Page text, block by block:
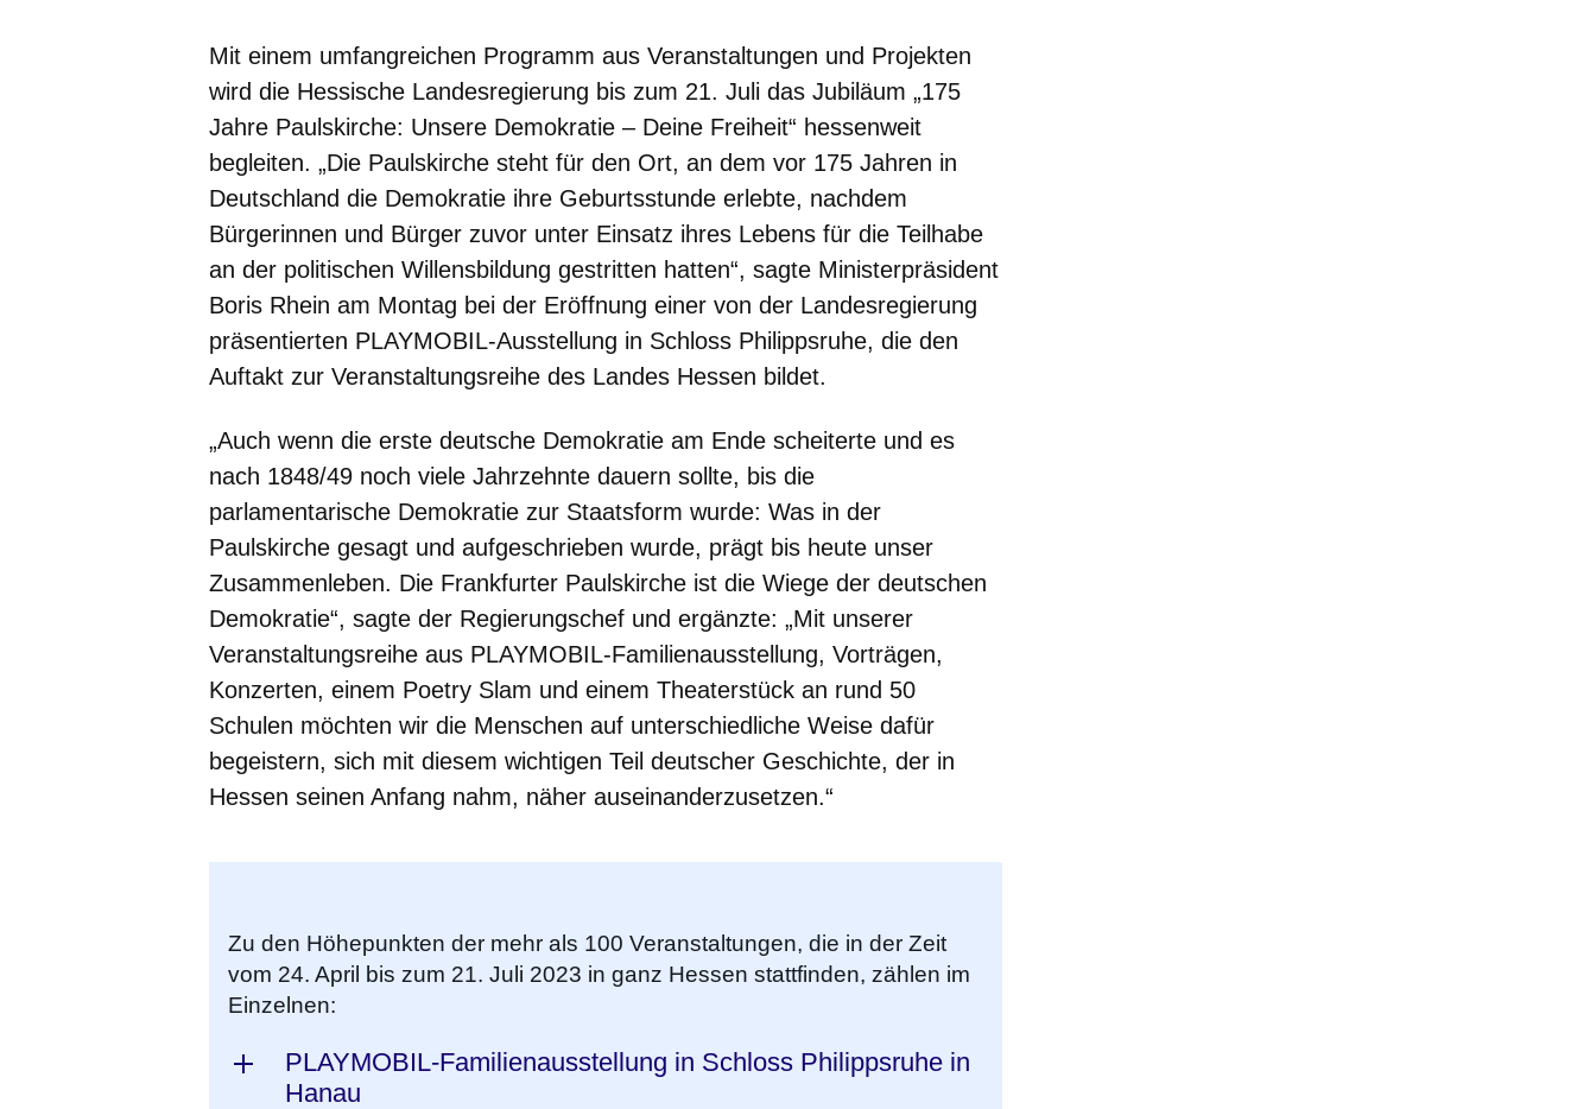
Mit einem umfangreichen Programm aus Veranstaltungen und Projekten
wird die Hessische Landesregierung bis zum 21. Juli das Jubiläum „175
Jahre Paulskirche: Unsere Demokratie – Deine Freiheit“ hessenweit
begleiten. „Die Paulskirche steht für den Ort, an dem vor 175 Jahren in
Deutschland die Demokratie ihre Geburtsstunde erlebte, nachdem
Bürgerinnen und Bürger zuvor unter Einsatz ihres Lebens für die Teilhabe
an der politischen Willensbildung gestritten hatten“, sagte Ministerpräsident
Boris Rhein am Montag bei der Eröffnung einer von der Landesregierung
präsentierten PLAYMOBIL-Ausstellung in Schloss Philippsruhe, die den
Auftakt zur Veranstaltungsreihe des Landes Hessen bildet.
„Auch wenn die erste deutsche Demokratie am Ende scheiterte und es
nach 1848/49 noch viele Jahrzehnte dauern sollte, bis die
parlamentarische Demokratie zur Staatsform wurde: Was in der
Paulskirche gesagt und aufgeschrieben wurde, prägt bis heute unser
Zusammenleben. Die Frankfurter Paulskirche ist die Wiege der deutschen
Demokratie“, sagte der Regierungschef und ergänzte: „Mit unserer
Veranstaltungsreihe aus PLAYMOBIL-Familienausstellung, Vorträgen,
Konzerten, einem Poetry Slam und einem Theaterstück an rund 50
Schulen möchten wir die Menschen auf unterschiedliche Weise dafür
begeistern, sich mit diesem wichtigen Teil deutscher Geschichte, der in
Hessen seinen Anfang nahm, näher auseinanderzusetzen.“
Zu den Höhepunkten der mehr als 100 Veranstaltungen, die in der Zeit
vom 24. April bis zum 21. Juli 2023 in ganz Hessen stattfinden, zählen im
Einzelnen:
PLAYMOBIL-Familienausstellung in Schloss Philippsruhe in
Hanau